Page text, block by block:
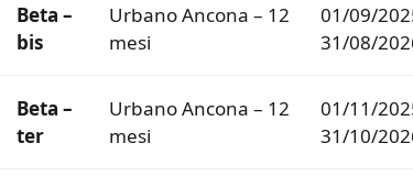
Beta –
bis
Urbano Ancona – 12
mesi
01/09/
31/08/
Beta –
ter
Urbano Ancona – 12
mesi
01/11/
31/10/